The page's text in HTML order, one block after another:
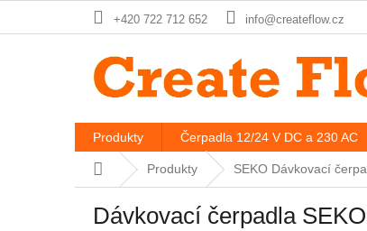
+420 722 712 652 info@createflow.cz
Produkty Čerpadla 12/24 V DC a 230 AC
Domů Produkty SEKO Dávkovací
Dávkovací čerpadla